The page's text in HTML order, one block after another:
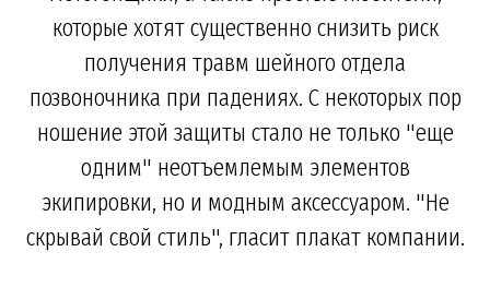
которые хотят существенно снизить риск
получения травм шейного отдела
позвоночника при падениях. С некоторых пор
ношение этой защиты стало не только "еще
одним" неотъемлемым элементов
экипировки, но и модным аксессуаром. "Не
скрывай свой стиль", гласит плакат компании.